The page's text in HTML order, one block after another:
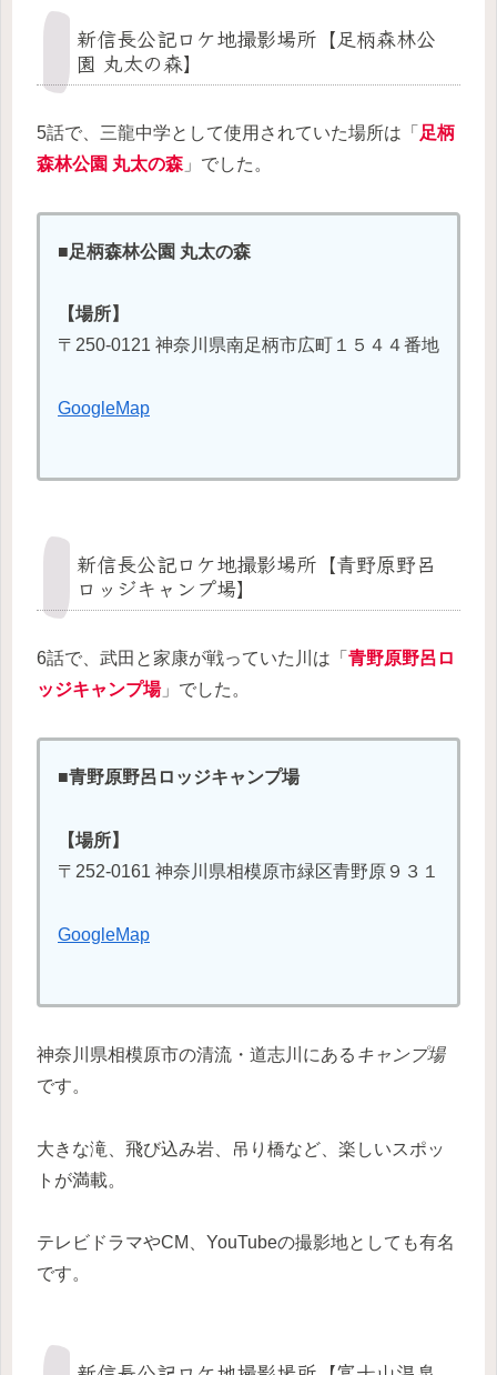
新信長公記ロケ地撮影場所【足柄森林公
園 丸太の森】
5話で、三龍中学として使用されていた場所は「 足柄
森林公園 丸太の森 」でした。
■足柄森林公園 丸太の森
【場所】
〒250-0121 神奈川県南足柄市広町１５４４番地
GoogleMap
新信長公記ロケ地撮影場所【青野原野呂
ロッジキャンプ場】
6話で、武田と家康が戦っていた川は「 青野原野呂ロ
ッジキャンプ場」でした。
■青野原野呂ロッジキャンプ場
【場所】
〒252-0161 神奈川県相模原市緑区青野原９３１
GoogleMap
神奈川県相模原市の清流・道志川にある キャンプ場
です。
大きな滝、飛び込み岩、吊り橋など、楽しいスポッ
トが満載。
テレビドラマやCM、YouTubeの撮影地としても有名
です。